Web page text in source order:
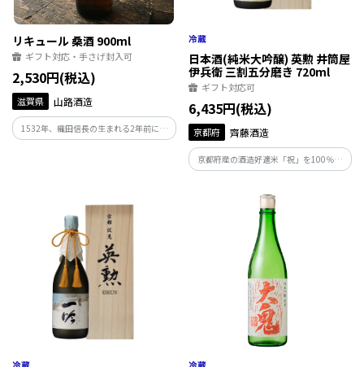
リキュール 桑酒 900ml
ギフト対応・手さげ封入可
2,530円(税込)
滋賀県 山路酒造
1532年、織田信長の生まれる2年前に創
業。日本で5番目に古い酒蔵で、養蚕の盛
日本酒(純米大吟醸) 英勲 井筒屋
伊兵衛 三割五分磨き 720ml
ギフト対応可
6,435円(税込)
京都府 齊藤酒造
京都府産の酒造好適米「祝」を100％使
用。極限の35％まで磨きあげ、丹念に精
郁とした香りと、優しく芳醇な味とが絶
妙に調和したお酒です。